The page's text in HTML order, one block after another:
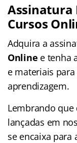
Assinatura
Cursos
Adquira a
Online e tenha
e materiais
aprendizagem.
Lembrando
lançadas em
se encaixa para